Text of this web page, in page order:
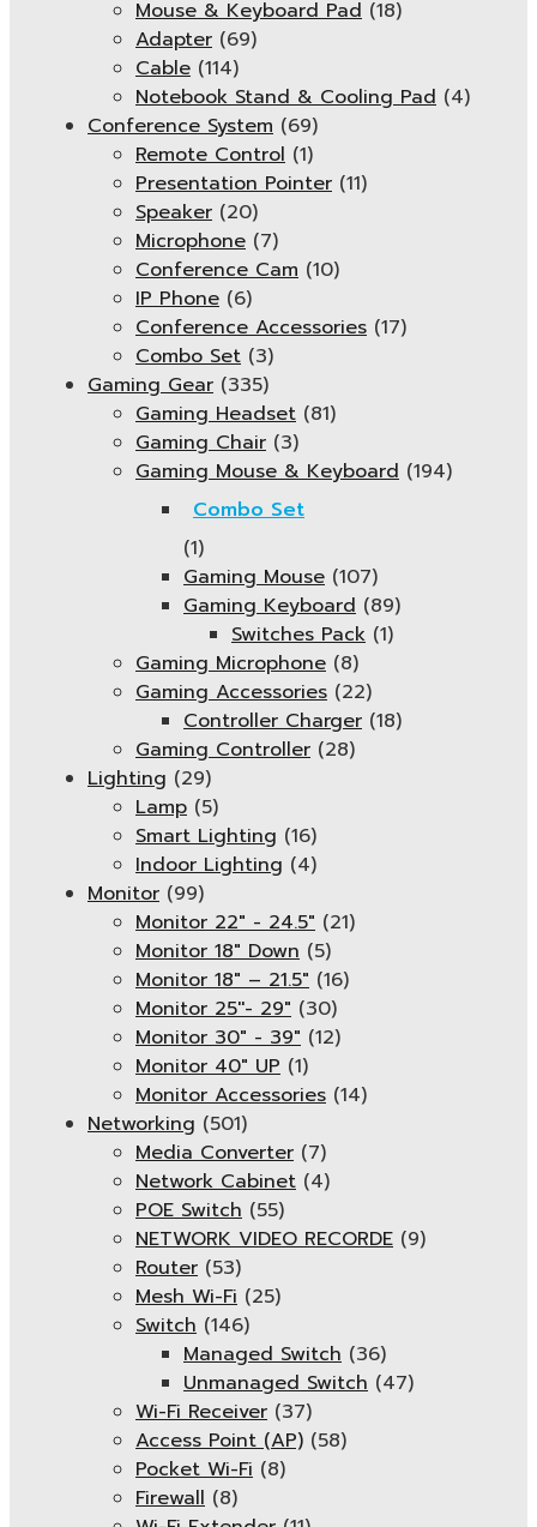
Mouse & Keyboard Pad (18)
Adapter (69)
Cable (114)
Notebook Stand & Cooling Pad (4)
Conference System (69)
Remote Control (1)
Presentation Pointer (11)
Speaker (20)
Microphone (7)
Conference Cam (10)
IP Phone (6)
Conference Accessories (17)
Combo Set (3)
Gaming Gear (335)
Gaming Headset (81)
Gaming Chair (3)
Gaming Mouse & Keyboard (194)
Combo Set
(1)
Gaming Mouse (107)
Gaming Keyboard (89)
Switches Pack (1)
Gaming Microphone (8)
Gaming Accessories (22)
Controller Charger (18)
Gaming Controller (28)
Lighting (29)
Lamp (5)
Smart Lighting (16)
Indoor Lighting (4)
Monitor (99)
Monitor 22" - 24.5" (21)
Monitor 18" Down (5)
Monitor 18″ – 21.5″ (16)
Monitor 25''- 29" (30)
Monitor 30" - 39" (12)
Monitor 40" UP (1)
Monitor Accessories (14)
Networking (501)
Media Converter (7)
Network Cabinet (4)
POE Switch (55)
NETWORK VIDEO RECORDE (9)
Router (53)
Mesh Wi-Fi (25)
Switch (146)
Managed Switch (36)
Unmanaged Switch (47)
Wi-Fi Receiver (37)
Access Point (AP) (58)
Pocket Wi-Fi (8)
Firewall (8)